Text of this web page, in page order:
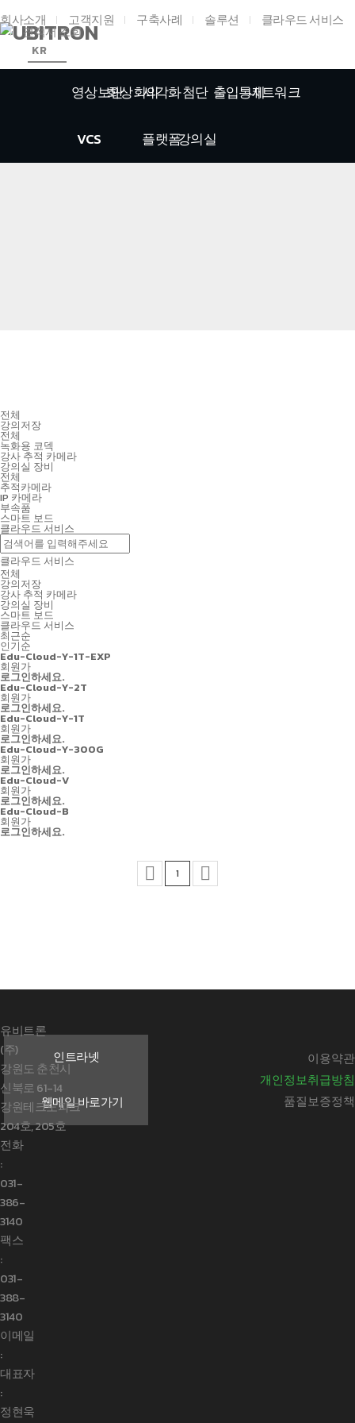
회사소개 고객지원 구축사례 솔루션 클라우드 서비스
견적서 조회
KR
영상보안화상회의시각화
플랫폼
첨단
강의실
출입통제네트워크
VCS
전체
강의저장
전체
녹화용 코덱
강사 추적 카메라
강의실 장비
전체
추적카메라
IP 카메라
부속품
스마트 보드
클라우드 서비스
클라우드 서비스
전체
강의저장
강사 추적 카메라
강의실 장비
스마트 보드
클라우드 서비스
최근순
인기순
Edu-Cloud-Y-1T-EXP
회원가
로그인하세요.
Edu-Cloud-Y-2T
회원가
로그인하세요.
Edu-Cloud-Y-1T
회원가
로그인하세요.
Edu-Cloud-Y-300G
회원가
로그인하세요.
Edu-Cloud-V
회원가
로그인하세요.
Edu-Cloud-B
회원가
로그인하세요.
 1 
인트라넷
웹메일 바로가기
이용약관
개인정보취급방침
품질보증정책
유비트론
(주)
강원도 춘천시
신북로 61-14
강원테크노파크
204호, 205호
전화
:
031-
386-
3140
팩스
:
031-
388-
3140
이메일
:
대표자
:
정현욱